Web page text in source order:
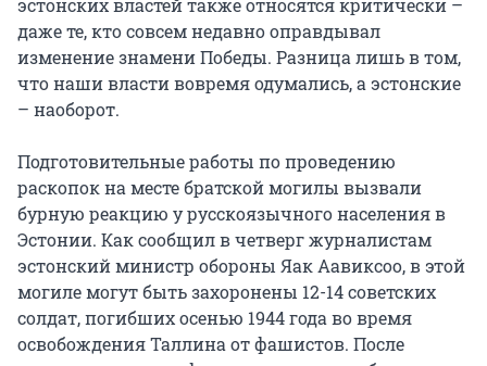
даже те, кто совсем недавно оправдывал
изменение знамени Победы. Разница лишь в том,
что наши власти вовремя одумались, а эстонские
– наоборот.
Подготовительные работы по проведению
раскопок на месте братской могилы вызвали
бурную реакцию у русскоязычного населения в
Эстонии. Как сообщил в четверг журналистам
эстонский министр обороны Яак Аавиксоо, в этой
могиле могут быть захоронены 12-14 советских
солдат, погибших осенью 1944 года во время
освобождения Таллина от фашистов. После